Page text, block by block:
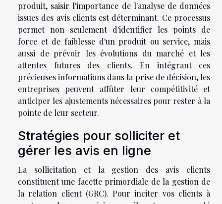
produit, saisir l'importance de l'analyse de données
issues des avis clients est déterminant. Ce processus
permet non seulement d'identifier les points de
force et de faiblesse d'un produit ou service, mais
aussi de prévoir les évolutions du marché et les
attentes futures des clients. En intégrant ces
précieuses informations dans la prise de décision, les
entreprises peuvent affûter leur compétitivité et
anticiper les ajustements nécessaires pour rester à la
pointe de leur secteur.
Stratégies pour solliciter et
gérer les avis en ligne
La sollicitation et la gestion des avis clients
constituent une facette primordiale de la gestion de
la relation client (GRC). Pour inciter vos clients à